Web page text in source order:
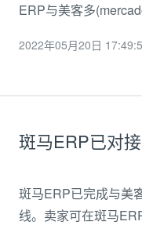
ERP与美客多
2022年05月20日
斑马ERP已对
斑马ERP已完成与美
线。卖家可在斑马